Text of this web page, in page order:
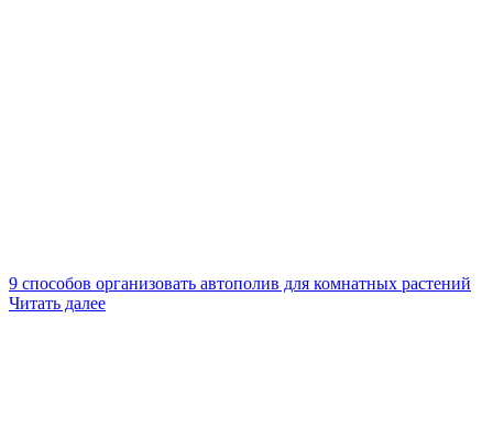
9 способов организовать автополив для комнатных растений
Читать далее